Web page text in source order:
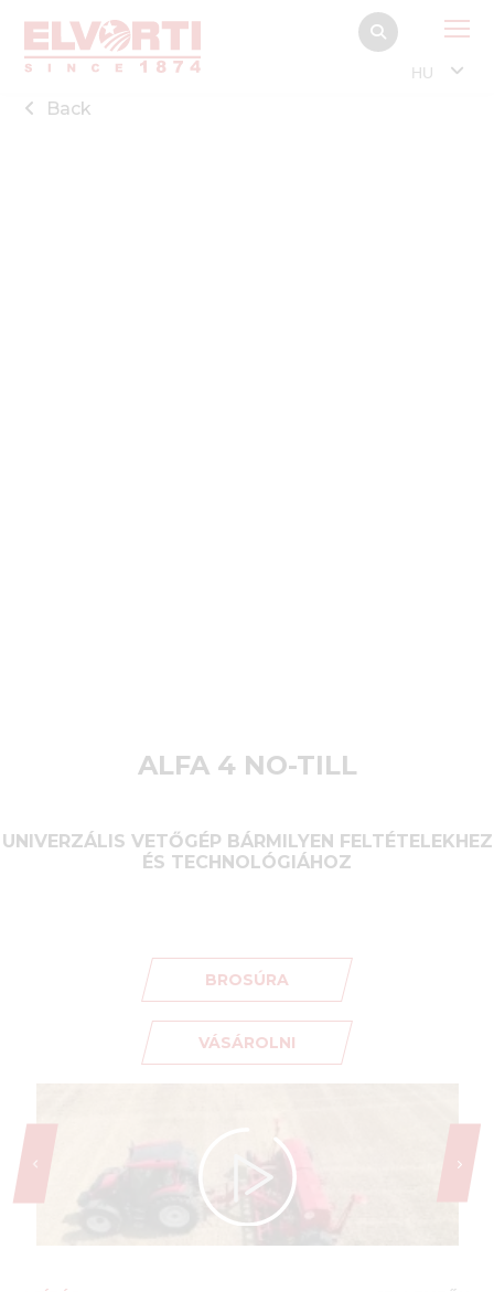
HU
Back
ALFA 4 NO-TILL
UNIVERZÁLIS VETŐGÉP BÁRMILYEN FELTÉTELEKHEZ
ÉS TECHNOLÓGIÁHOZ
BROSÚRA
VÁSÁROLNI